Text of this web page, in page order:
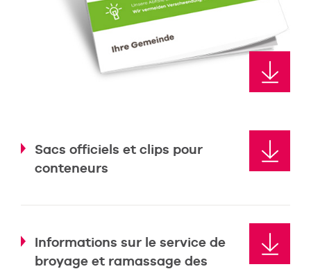
Sacs officiels et clips pour
conteneurs
Informations sur le service de
broyage et ramassage des